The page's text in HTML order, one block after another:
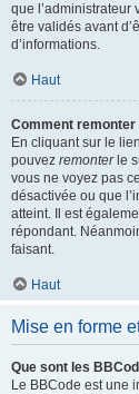
que l’administrateur
être validés avant
d’informations.
Haut
Comment remonter
En cliquant sur le
pouvez remonterle
vous ne voyez pas
désactivée ou que
atteint. Il est
répondant.
faisant.
Haut
Mise en forme
Que sont les
Le BBCode est une